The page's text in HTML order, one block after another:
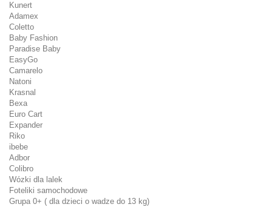
Kunert
Adamex
Coletto
Baby Fashion
Paradise Baby
EasyGo
Camarelo
Natoni
Krasnal
Bexa
Euro Cart
Expander
Riko
ibebe
Adbor
Colibro
Wózki dla lalek
Foteliki samochodowe
Grupa 0+ ( dla dzieci o wadze do 13 kg)